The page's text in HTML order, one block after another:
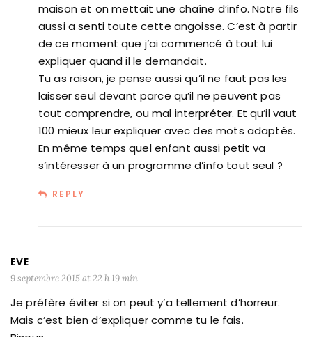
maison et on mettait une chaîne d’info. Notre fils
aussi a senti toute cette angoisse. C’est à partir
de ce moment que j’ai commencé à tout lui
expliquer quand il le demandait.
Tu as raison, je pense aussi qu’il ne faut pas les
laisser seul devant parce qu’il ne peuvent pas
tout comprendre, ou mal interpréter. Et qu’il vaut
100 mieux leur expliquer avec des mots adaptés.
En même temps quel enfant aussi petit va
s’intéresser à un programme d’info tout seul ?
REPLY
EVE
9 septembre 2015 at 22 h 19 min
Je préfère éviter si on peut y’a tellement d’horreur.
Mais c’est bien d’expliquer comme tu le fais.